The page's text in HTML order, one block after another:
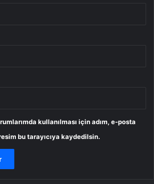
kullanılması için adım, e-posta
bu tarayıcıya kaydedilsin.